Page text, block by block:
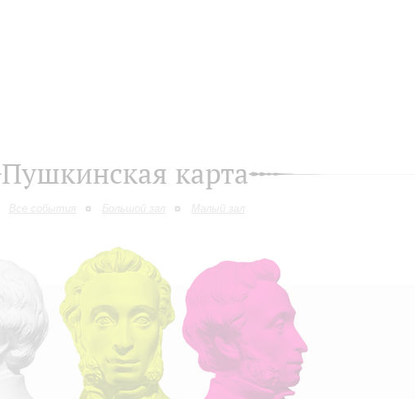
Пушкинская карта
Все события Большой зал Малый зал